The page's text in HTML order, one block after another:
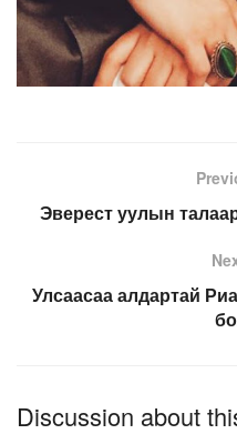
Эверест уулын
Улсаасаа алдартай
Discussion about